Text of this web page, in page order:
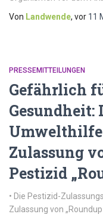
Von Landwende, vor 11
PRESSEMITTEILUNGEN
Gefährlich
Gesundheit:
Zulassung
Pestizid
• Die Pestizid-
Zulassung von